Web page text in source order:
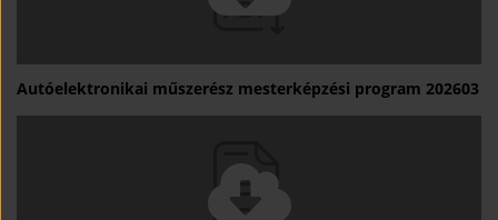
Autóelektronikai műszerész mesterképzési program 202603